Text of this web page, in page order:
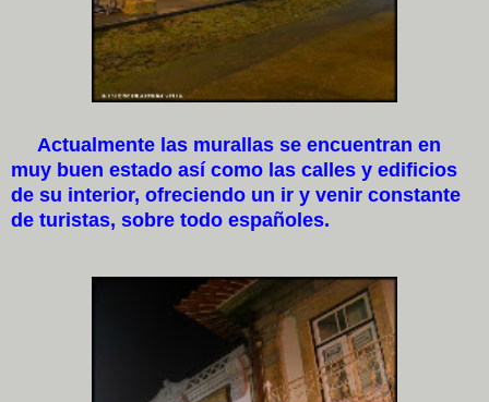
Actualmente las murallas se encuentran en
muy buen estado así como las calles y edificios
de su interior, ofreciendo un ir y venir constante
de turistas, sobre todo españoles.